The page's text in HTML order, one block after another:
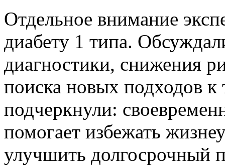
Отдельное внимание
диабету 1 типа.
диагностики, снижения
поиска новых подходов
подчеркнули:
помогает избежать
улучшить долгосрочный